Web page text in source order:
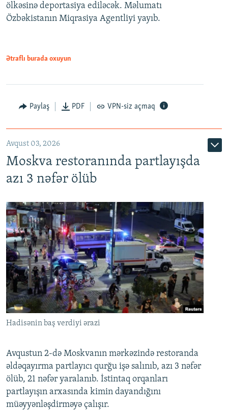
ölkəsinə deportasiya ediləcək. Məlumatı
Özbəkistanın Miqrasiya Agentliyi yayıb.
Ətraflı burada oxuyun
Paylaş PDF VPN-siz açmaq
Avqust 03, 2026
Moskva restoranında partlayışda
azı 3 nəfər ölüb
Hadisənin baş verdiyi ərazi
Avqustun 2-də Moskvanın mərkəzində restoranda
əldəqayırma partlayıcı qurğu işə salınıb, azı 3 nəfər
ölüb, 21 nəfər yaralanıb. İstintaq orqanları
partlayışın arxasında kimin dayandığını
müəyyənləşdirməyə çalışır.